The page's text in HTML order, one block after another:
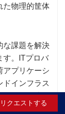
た物理的筐体
な課題を解決
す。ITプロバ
アプリケーシ
ドインフラス
ンターの液体
タを処理し
クエストする